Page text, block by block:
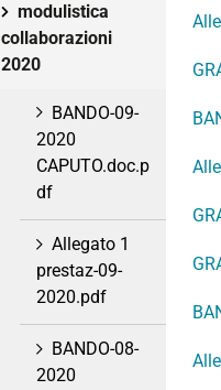
modulistica
collaborazioni
2020
BANDO-09-
2020
CAPUTO.doc.p
df
Allegato 1
prestaz-09-
2020.pdf
BANDO-08-
2020